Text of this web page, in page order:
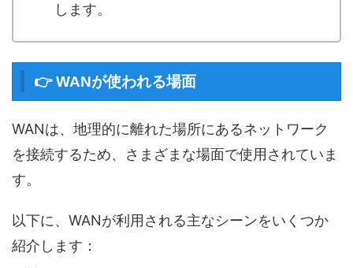
します。
👉 WANが使われる場面
WANは、地理的に離れた場所にあるネットワーク
を接続するため、さまざまな場面で使用されていま
す。
以下に、WANが利用される主なシーンをいくつか
紹介します：